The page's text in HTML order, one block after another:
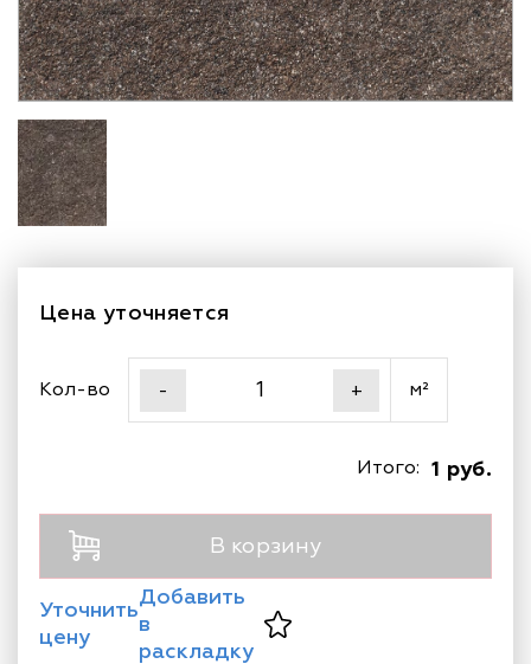
известна своим качеством и надежностью.
Коллекция Dolmen Pro предлагает плитки с
фактурой, имитирующей камень, что создает
неповторимый эффект в любом помещении.
Цена уточняется
Кол-во - + м²
1 руб.
Итого:
В корзину
Уточнить
цену
Добавить
в
раскладку